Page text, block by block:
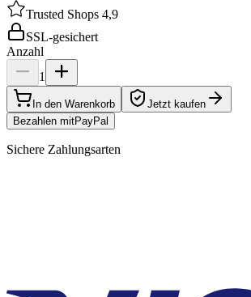
Trusted Shops 4,9
SSL-gesichert
Anzahl
1
In den Warenkorb
Jetzt kaufen
Bezahlen mitPayPal
Sichere Zahlungsarten